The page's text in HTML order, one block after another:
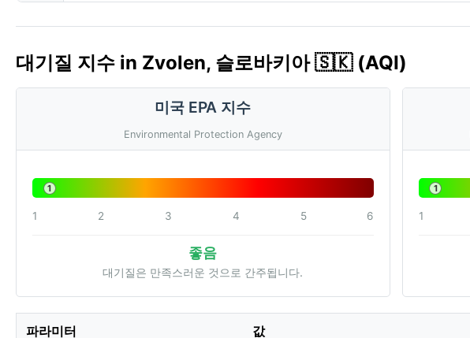
대기질 지수 in Zvolen, 슬로바키아 🇸🇰 (AQI)
미국 EPA 지수
Environmental Protection Agency
1
1 2 3 4 5 6
좋음
대기질은 만족스러운 것으로 간주됩니다.
1
1
파라미터 값